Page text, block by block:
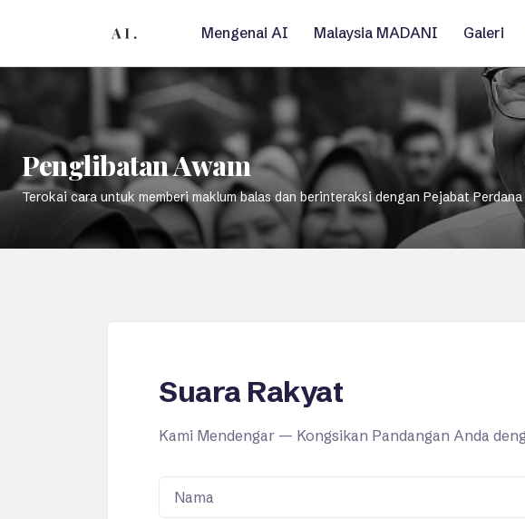
Mengenai AI Malaysia MADANI Galeri
Penglibatan Awam
Terokai cara untuk memberi maklum balas dan berinteraksi dengan Pejabat
Suara Rakyat
Kami Mendengar — Kongsikan Pandangan Anda